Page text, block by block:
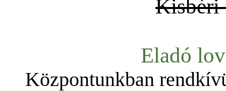
Kisbéri
Eladó
Központunkban